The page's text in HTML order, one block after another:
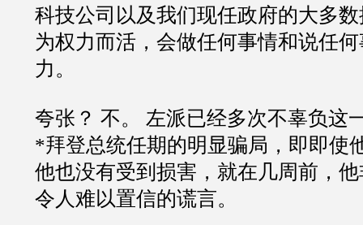
科技公司以及我们现任政府的大多
为权力而活，会做任何事情和说任
力。
夸张？ 不。 左派已经多次不辜负这
*拜登总统任期的明显骗局，即即使
他也没有受到损害，就在几周前，
令人难以置信的谎言。